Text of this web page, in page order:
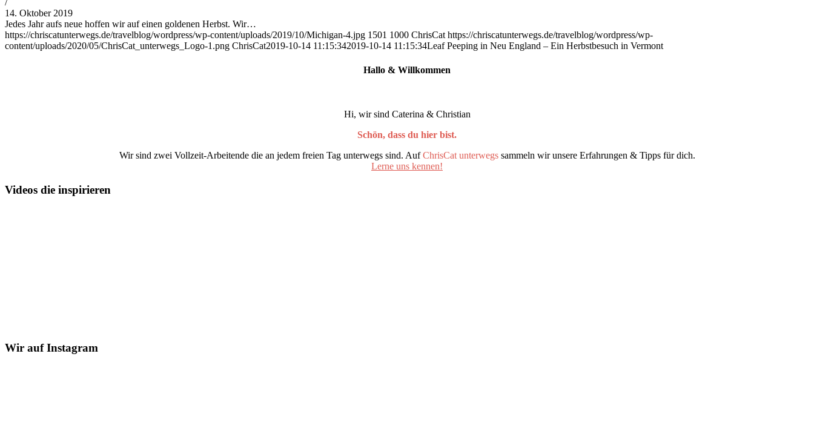
/
14. Oktober 2019
Jedes Jahr aufs neue hoffen wir auf einen goldenen Herbst. Wir…
https://chriscatunterwegs.de/travelblog/wordpress/wp-content/uploads/2019/10/Michigan-4.jpg 1501 1000 ChrisCat https://chriscatunterwegs.de/travelblog/wordpress/wp-
content/uploads/2020/05/ChrisCat_unterwegs_Logo-1.png ChrisCat2019-10-14 11:15:342019-10-14 11:15:34Leaf Peeping in Neu England – Ein Herbstbesuch in Vermont
Hallo & Willkommen
Hi, wir sind Caterina & Christian
Schön, dass du hier bist.
Wir sind zwei Vollzeit-Arbeitende die an jedem freien Tag unterwegs sind. AufChrisCat unterwegssammeln wir unsere Erfahrungen & Tipps für dich.
Lerne uns kennen!
Videos die inspirieren
Wir auf Instagram